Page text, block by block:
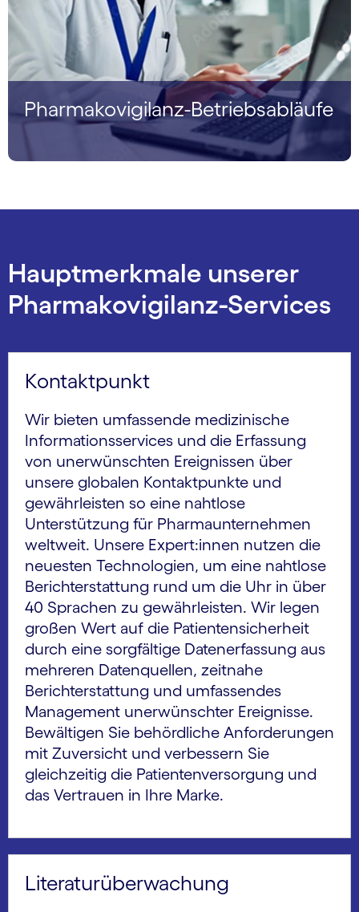
Pharmakovigilanz-Betriebsabläufe
Hauptmerkmale unserer
Pharmakovigilanz-Services
Kontaktpunkt
Wir bieten umfassende medizinische
Informationsservices und die Erfassung
von unerwünschten Ereignissen über
unsere globalen Kontaktpunkte und
gewährleisten so eine nahtlose
Unterstützung für Pharmaunternehmen
weltweit. Unsere Expert:innen nutzen die
neuesten Technologien, um eine nahtlose
Berichterstattung rund um die Uhr in über
40 Sprachen zu gewährleisten. Wir legen
großen Wert auf die Patientensicherheit
durch eine sorgfältige Datenerfassung aus
mehreren Datenquellen, zeitnahe
Berichterstattung und umfassendes
Management unerwünschter Ereignisse.
Bewältigen Sie behördliche Anforderungen
mit Zuversicht und verbessern Sie
gleichzeitig die Patientenversorgung und
das Vertrauen in Ihre Marke.
Literaturüberwachung